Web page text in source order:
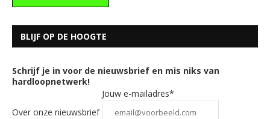
BLIJF OP DE HOOGTE
Schrijf je in voor de nieuwsbrief en mis niks van
hardloopnetwerk!
Over onze nieuwsbrief
Jouw e-mailadres*